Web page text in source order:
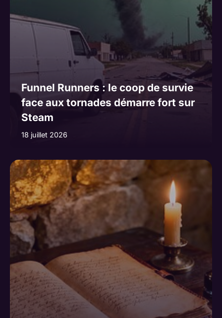
Funnel Runners : le coop de survie
face aux tornades démarre fort sur
Steam
18 juillet 2026